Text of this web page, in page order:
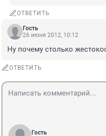
ОТВЕТИТЬ
Гость
26 июня 2012, 10:12
Ну почему столько
ОТВЕТИТЬ
Гость